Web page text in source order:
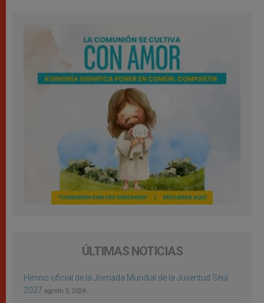
ÚLTIMAS NOTICIAS
Himno oficial de la Jornada Mundial de la Juventud Seúl
2027 agosto 3, 2026